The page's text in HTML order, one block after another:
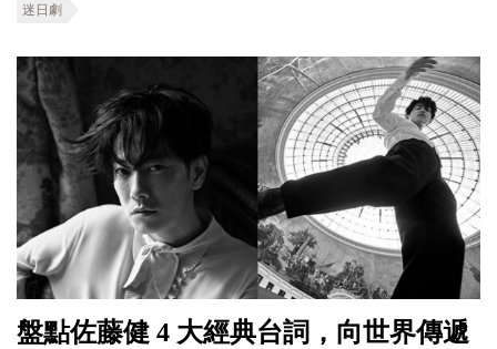
迷日劇
盤點佐藤健 4 大經典台詞，向世界傳遞